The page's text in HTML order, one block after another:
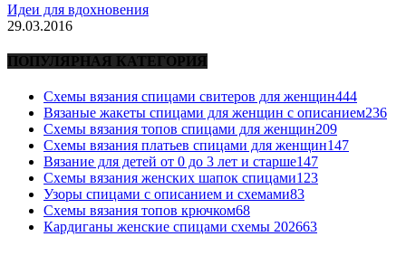
Идеи для вдохновения
29.03.2016
ПОПУЛЯРНАЯ КАТЕГОРИЯ
Схемы вязания спицами свитеров для женщин444
Вязаные жакеты спицами для женщин с описанием236
Схемы вязания топов спицами для женщин209
Схемы вязания платьев спицами для женщин147
Вязание для детей от 0 до 3 лет и старше147
Схемы вязания женских шапок спицами123
Узоры спицами с описанием и схемами83
Схемы вязания топов крючком68
Кардиганы женские спицами схемы 202663